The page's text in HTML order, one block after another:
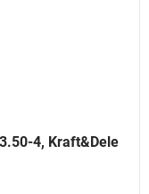
4, Kraft&Dele